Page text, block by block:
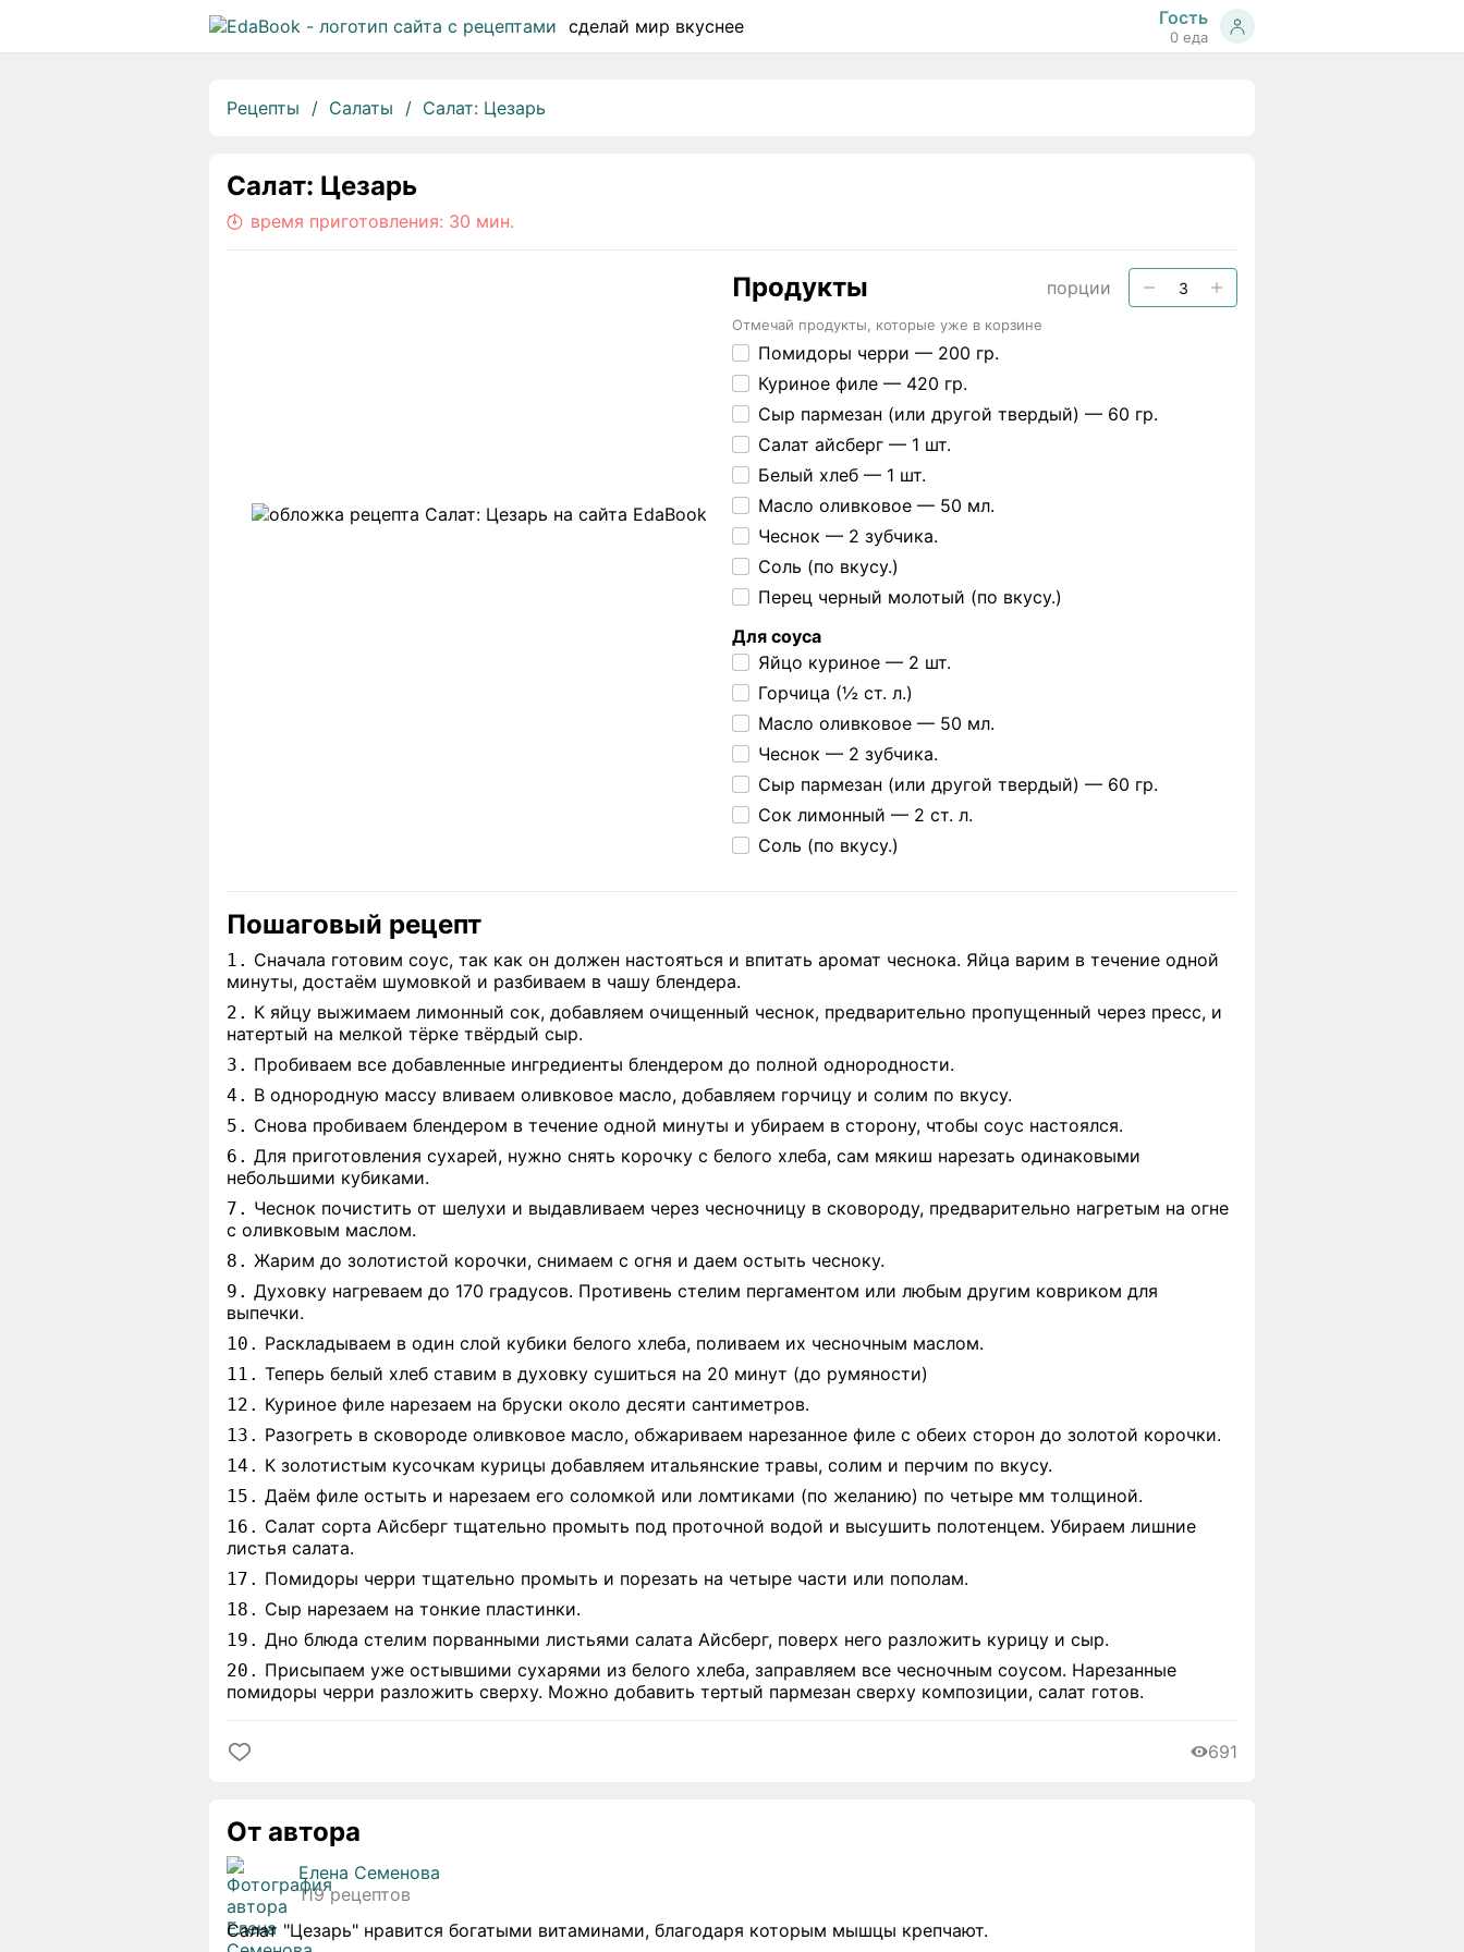
сделай мир вкуснее Гость
0 еда
Рецепты Салаты Салат: Цезарь
Салат: Цезарь
время приготовления: 30 мин.
Продукты порции
Отмечай продукты, которые уже в корзине
Помидоры черри — 200 гр.
Куриное филе — 420 гр.
Сыр пармезан (или другой твердый) — 60 гр.
Салат айсберг — 1 шт.
Белый хлеб — 1 шт.
Масло оливковое — 50 мл.
Чеснок — 2 зубчика.
Соль (по вкусу.)
Перец черный молотый (по вкусу.)
Для соуса
Яйцо куриное — 2 шт.
Горчица (½ ст. л.)
Масло оливковое — 50 мл.
Чеснок — 2 зубчика.
Сыр пармезан (или другой твердый) — 60 гр.
Сок лимонный — 2 ст. л.
Соль (по вкусу.)
Пошаговый рецепт
1. Сначала готовим соус, так как он должен настояться и впитать аромат чеснока. Яйца варим в течение одной
минуты, достаём шумовкой и разбиваем в чашу блендера.
2. К яйцу выжимаем лимонный сок, добавляем очищенный чеснок, предварительно пропущенный через пресс, и
натертый на мелкой тёрке твёрдый сыр.
3. Пробиваем все добавленные ингредиенты блендером до полной однородности.
4. В однородную массу вливаем оливковое масло, добавляем горчицу и солим по вкусу.
5. Снова пробиваем блендером в течение одной минуты и убираем в сторону, чтобы соус настоялся.
6. Для приготовления сухарей, нужно снять корочку с белого хлеба, сам мякиш нарезать одинаковыми
небольшими кубиками.
7. Чеснок почистить от шелухи и выдавливаем через чесночницу в сковороду, предварительно нагретым на огне
с оливковым маслом.
8. Жарим до золотистой корочки, снимаем с огня и даем остыть чесноку.
9. Духовку нагреваем до 170 градусов. Противень стелим пергаментом или любым другим ковриком для
выпечки.
10. Раскладываем в один слой кубики белого хлеба, поливаем их чесночным маслом.
11. Теперь белый хлеб ставим в духовку сушиться на 20 минут (до румяности)
12. Куриное филе нарезаем на бруски около десяти сантиметров.
13. Разогреть в сковороде оливковое масло, обжариваем нарезанное филе с обеих сторон до золотой корочки.
14. К золотистым кусочкам курицы добавляем итальянские травы, солим и перчим по вкусу.
15. Даём филе остыть и нарезаем его соломкой или ломтиками (по желанию) по четыре мм толщиной.
16. Салат сорта Айсберг тщательно промыть под проточной водой и высушить полотенцем. Убираем лишние
листья салата.
17. Помидоры черри тщательно промыть и порезать на четыре части или пополам.
18. Сыр нарезаем на тонкие пластинки.
19. Дно блюда стелим порванными листьями салата Айсберг, поверх него разложить курицу и сыр.
20. Присыпаем уже остывшими сухарями из белого хлеба, заправляем все чесночным соусом. Нарезанные
помидоры черри разложить сверху. Можно добавить тертый пармезан сверху композиции, салат готов.
691
От автора
Елена Семенова
119 рецептов
Салат "Цезарь" нравится богатыми витаминами, благодаря которым мышцы крепчают.